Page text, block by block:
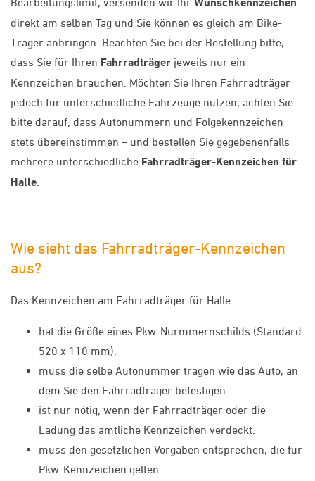
direkt am selben Tag und Sie können es gleich am Bike-
Träger anbringen. Beachten Sie bei der Bestellung bitte,
dass Sie für Ihren Fahrradträger jeweils nur ein
Kennzeichen brauchen. Möchten Sie Ihren Fahrradträger
jedoch für unterschiedliche Fahrzeuge nutzen, achten Sie
bitte darauf, dass Autonummern und Folgekennzeichen
stets übereinstimmen – und bestellen Sie gegebenenfalls
mehrere unterschiedliche Fahrradträger-Kennzeichen für
Halle
Wie sieht das Fahrradträger-Kennzeichen
aus?
Das Kennzeichen am Fahrradträger für Halle
hat die Größe eines Pkw-Nurmmernschilds (Standard:
520 x 110 mm).
muss die selbe Autonummer tragen wie das Auto, an
dem Sie den Fahrradträger befestigen.
ist nur nötig, wenn der Fahrradträger oder die
Ladung das amtliche Kennzeichen verdeckt.
muss den gesetzlichen Vorgaben entsprechen, die für
Pkw-Kennzeichen gelten.